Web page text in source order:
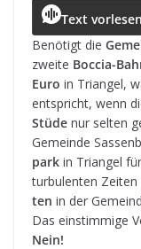
c
e
b
o
o
k
ss
e
n
g
e
r
a
Text vorlesen
Benö­tigt die
zweite Boc­cia-
Euro in Tri­an­gel,
ent­spricht, wenn
Stüde nur sel­ten
Gemeinde
park in Tri­an­gel
tur­bu­len­ten Zei­ten
ten in der
Das ein­stim­mige
Nein!